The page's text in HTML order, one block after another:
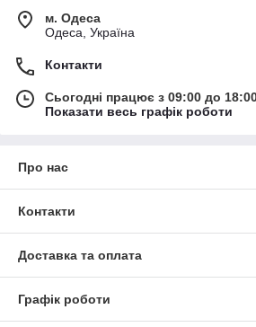
м. Одеса
Одеса, Україна
Контакти
Сьогодні працює з 09:00 до
Показати весь графік роботи
Про нас
Контакти
Доставка та оплата
Графік роботи